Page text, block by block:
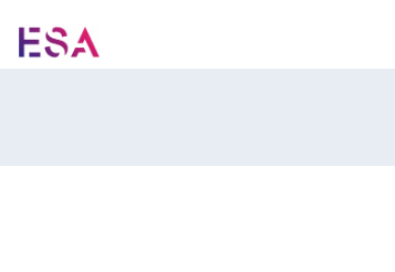
au
contenu